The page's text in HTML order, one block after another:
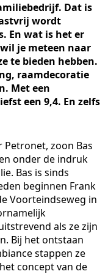
Dat is
wordt
En wat is het er
wil je meteen naar
te bieden hebben.
raamdecoratie
Met een
een 9,4. En zelfs
Petronet, zoon Bas
onder de indruk
Bas is sinds
beginnen Frank
Voorteindseweg in
als ze zijn
Bij het ontstaan
stappen ze
concept van de